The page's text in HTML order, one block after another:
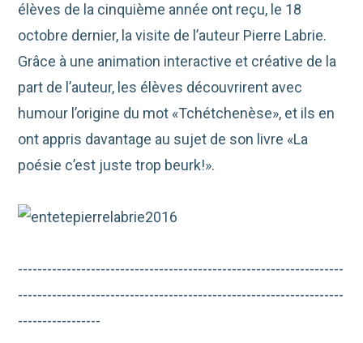
élèves de la cinquième année ont reçu, le 18
octobre dernier, la visite de l’auteur Pierre Labrie.
Grâce à une animation interactive et créative de la
part de l’auteur, les élèves découvrirent avec
humour l’origine du mot «Tchétchenèse», et ils en
ont appris davantage au sujet de son livre «La
poésie c’est juste trop beurk!».
-------------------------------------------------------------------
-------------------------------------------------------------------
-----------------